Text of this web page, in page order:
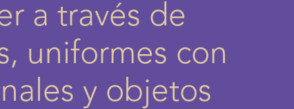
a través de
uniformes con
y objetos